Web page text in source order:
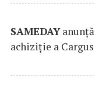
SAMEDAY
achiziție a Cargus